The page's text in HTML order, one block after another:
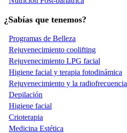
¿Sabías que tenemos?
Programas de Belleza
Rejuvenecimiento coolifting
Rejuvenecimiento LPG facial
Higiene facial y terapia fotodinámica
Rejuvenecimiento y la radiofrecuencia
Depilación
Higiene facial
Crioterapia
Medicina Estética